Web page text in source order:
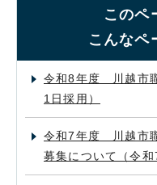
このペ
こんなペ
令和8年度 川越市
1日採用）
令和7年度 川越市
募集について（令和